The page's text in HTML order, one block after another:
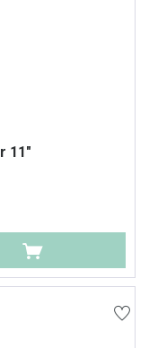
11"